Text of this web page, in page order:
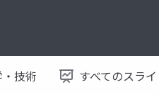
技術 すべてのスライ